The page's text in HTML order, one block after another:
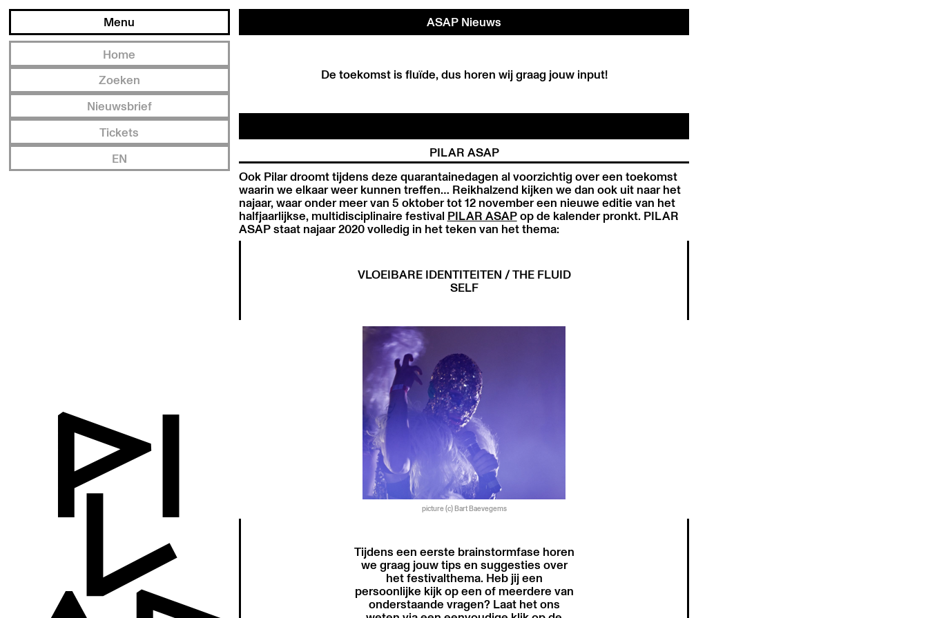
Menu
Home
Zoeken
Nieuwsbrief
Tickets
EN
ASAP Nieuws
De toekomst is fluïde, dus horen wij graag jouw input!
PILAR ASAP
Ook Pilar droomt tijdens deze quarantainedagen al voorzichtig over een toekomst
waarin we elkaar weer kunnen treffen… Reikhalzend kijken we dan ook uit naar het
najaar, waar onder meer van 5 oktober tot 12 november een nieuwe editie van het
halfjaarlijkse, multidisciplinaire festival PILAR ASAPop de kalender pronkt. PILAR
ASAP staat najaar 2020 volledig in het teken van het thema:
VLOEIBARE IDENTITEITEN / THE FLUID
SELF
picture (c) Bart Baevegems
Tijdens een eerste brainstormfase horen
we graag jouw tips en suggesties over
het festivalthema. Heb jij een
persoonlijke kijk op een of meerdere van
onderstaande vragen? Laat het ons